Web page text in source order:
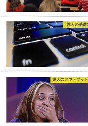
達人の基礎
達人のアウトプッ